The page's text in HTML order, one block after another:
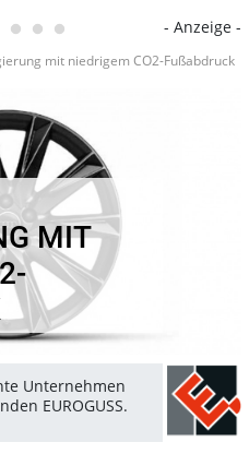
- Anzeige -
mit niedrigem CO2-Fußabdruck
MIT
Unternehmen
EUROGUSS.